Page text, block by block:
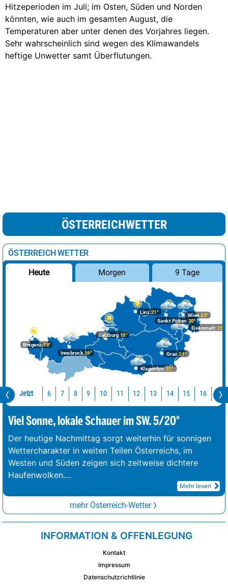
Hitzeperioden im Juli; im Osten, Süden und Norden
könnten, wie auch im gesamten August, die
Temperaturen aber unter denen des Vorjahres liegen.
Sehr wahrscheinlich sind wegen des Klimawandels
heftige Unwetter samt Überflutungen.
ÖSTERREICHWETTER
ÖSTERREICH WETTER
Heute Morgen 9 Tage
Bregenz18°
Graz24°
Innsbruck19°
Klagenfurt 21°
Linz21°
Salzburg18°
Wien 23°
Eisenstadt 22°
Sankt Pölten 20°
Jetzt 6 7 8 9 10 11 12 13 14 15 16 17
Viel Sonne, lokale Schauer im SW. 5/20°
Der heutige Nachmittag sorgt weiterhin für sonnigen
Wettercharakter in weiten Teilen Österreichs, im
Westen und Süden zeigen sich zeitweise dichtere
Haufenwolken....
Mehr lesen
mehr Österreich-Wetter
INFORMATION & OFFENLEGUNG
Kontakt
Impressum
Datenschutzrichtlinie